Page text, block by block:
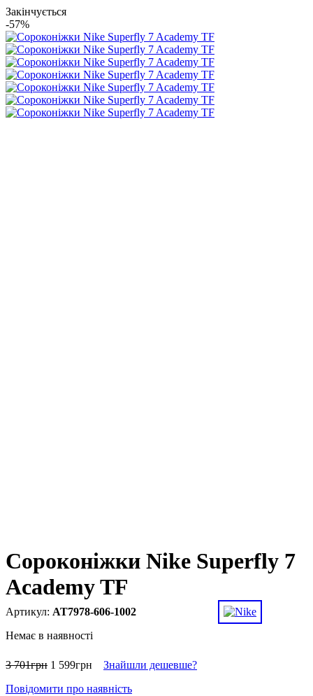
Закінчується
-57%
Сороконіжки Nike Superfly 7
Academy TF
AT7978-606-1002
Немає в наявності
3 701грн 1 599грн
Знайшли дешевше?
Повідомити про наявність